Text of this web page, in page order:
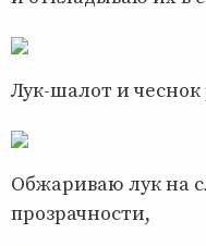
Лук-шалот и
Обжариваю лук на
прозрачности,